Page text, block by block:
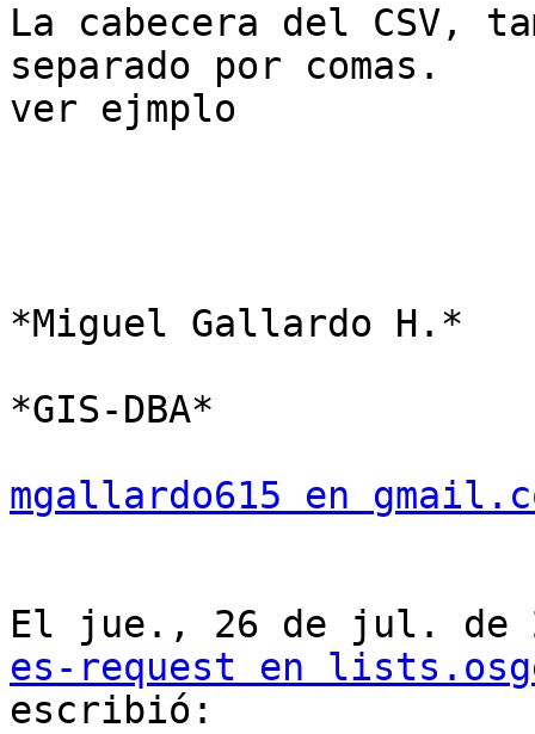
La cabecera del CSV,
separado por comas.
ver ejmplo
*Miguel Gallardo H.*
*GIS-DBA*
mgallardo615 en
El jue., 26 de jul. de
es-request en
escribió: